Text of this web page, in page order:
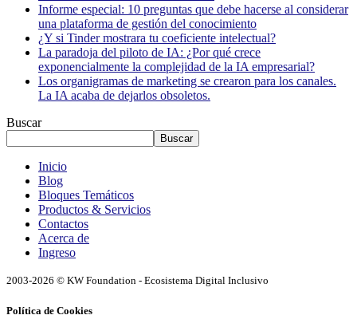
Informe especial: 10 preguntas que debe hacerse al considerar
una plataforma de gestión del conocimiento
¿Y si Tinder mostrara tu coeficiente intelectual?
La paradoja del piloto de IA: ¿Por qué crece
exponencialmente la complejidad de la IA empresarial?
Los organigramas de marketing se crearon para los canales.
La IA acaba de dejarlos obsoletos.
Buscar
Buscar
Inicio
Blog
Bloques Temáticos
Productos & Servicios
Contactos
Acerca de
Ingreso
2003-2026 © KW Foundation - Ecosistema Digital Inclusivo
Política de Cookies